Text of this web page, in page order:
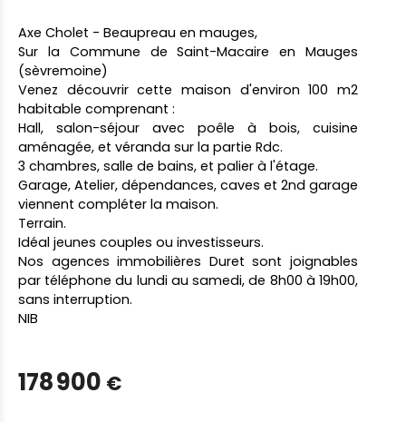
Axe Cholet - Beaupreau en mauges,
Sur la Commune de Saint-Macaire en Mauges
(sèvremoine)
Venez découvrir cette maison d'environ 100 m2
habitable comprenant :
Hall, salon-séjour avec poêle à bois, cuisine
aménagée, et véranda sur la partie Rdc.
3 chambres, salle de bains, et palier à l'étage.
Garage, Atelier, dépendances, caves et 2nd garage
viennent compléter la maison.
Terrain.
Idéal jeunes couples ou investisseurs.
Nos agences immobilières Duret sont joignables
par téléphone du lundi au samedi, de 8h00 à 19h00,
sans interruption.
NIB
178 900 €